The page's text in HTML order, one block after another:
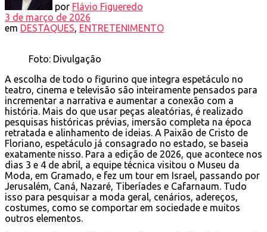
por Flávio Figueredo
3 de março de 2026
em DESTAQUES, ENTRETENIMENTO
Foto: Divulgação
A escolha de todo o figurino que integra espetáculo no
teatro, cinema e televisão são inteiramente pensados para
incrementar a narrativa e aumentar a conexão com a
história. Mais do que usar peças aleatórias, é realizado
pesquisas históricas prévias, imersão completa na época
retratada e alinhamento de ideias. A Paixão de Cristo de
Floriano, espetáculo já consagrado no estado, se baseia
exatamente nisso. Para a edição de 2026, que acontece nos
dias 3 e 4 de abril, a equipe técnica visitou o Museu da
Moda, em Gramado, e fez um tour em Israel, passando por
Jerusalém, Caná, Nazaré, Tiberíades e Cafarnaum. Tudo
isso para pesquisar a moda geral, cenários, adereços,
costumes, como se comportar em sociedade e muitos
outros elementos.